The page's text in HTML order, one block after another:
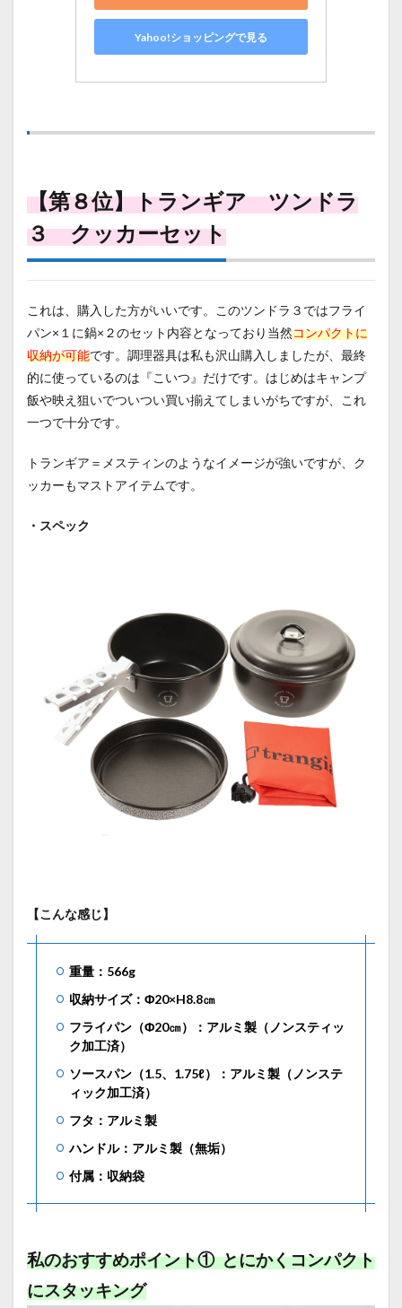
Yahoo!ショッピングで見る
【第８位】トランギア ツンドラ
３ クッカーセット
これは、購入した方がいいです。このツンドラ３ではフライ
パン×１に鍋×２のセット内容となっており当然コンパクトに
収納が可能です。調理器具は私も沢山購入しましたが、最終
的に使っているのは『こいつ』だけです。はじめはキャンプ
飯や映え狙いでついつい買い揃えてしまいがちですが、これ
一つで十分です。
トランギア＝メスティンのようなイメージが強いですが、ク
ッカーもマストアイテムです。
・スペック
【こんな感じ】
重量：566g
収納サイズ：Φ20×H8.8㎝
フライパン（Φ20㎝）：アルミ製（ノンスティッ
ク加工済）
ソースパン（1.5、1.75ℓ）：アルミ製（ノンステ
ィック加工済）
フタ：アルミ製
ハンドル：アルミ製（無垢）
付属：収納袋
私のおすすめポイント① とにかくコンパクト
にスタッキング